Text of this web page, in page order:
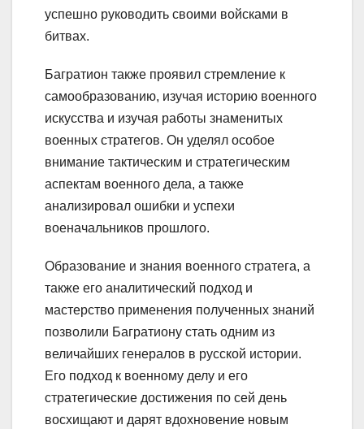
успешно руководить своими войсками в
битвах.
Багратион также проявил стремление к
самообразованию, изучая историю военного
искусства и изучая работы знаменитых
военных стратегов. Он уделял особое
внимание тактическим и стратегическим
аспектам военного дела, а также
анализировал ошибки и успехи
военачальников прошлого.
Образование и знания военного стратега, а
также его аналитический подход и
мастерство применения полученных знаний
позволили Багратиону стать одним из
величайших генералов в русской истории.
Его подход к военному делу и его
стратегические достижения по сей день
восхищают и дарят вдохновение новым